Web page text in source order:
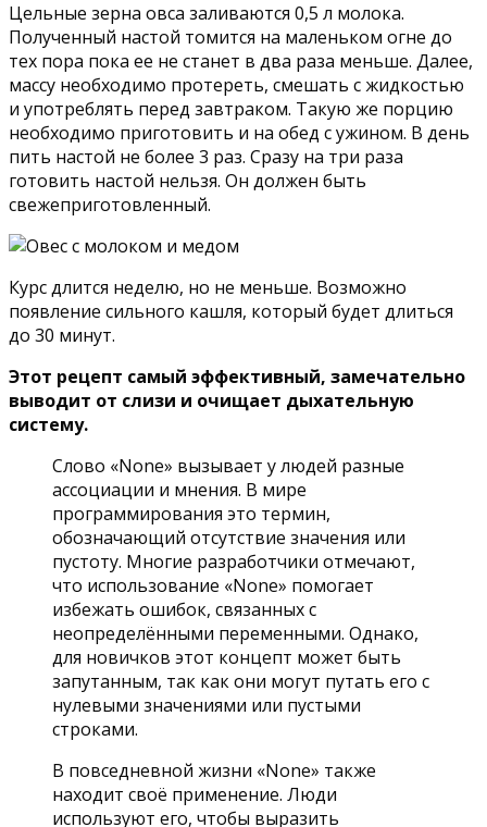
Цельные зерна овса заливаются 0,5 л молока.
Полученный настой томится на маленьком огне до
тех пора пока ее не станет в два раза меньше. Далее,
массу необходимо протереть, смешать с жидкостью
и употреблять перед завтраком. Такую же порцию
необходимо приготовить и на обед с ужином. В день
пить настой не более 3 раз. Сразу на три раза
готовить настой нельзя. Он должен быть
свежеприготовленный.
Курс длится неделю, но не меньше. Возможно
появление сильного кашля, который будет длиться
до 30 минут.
Этот рецепт самый эффективный, замечательно
выводит от слизи и очищает дыхательную
систему.
Слово «None» вызывает у людей разные
ассоциации и мнения. В мире
программирования это термин,
обозначающий отсутствие значения или
пустоту. Многие разработчики отмечают,
что использование «None» помогает
избежать ошибок, связанных с
неопределёнными переменными. Однако,
для новичков этот концепт может быть
запутанным, так как они могут путать его с
нулевыми значениями или пустыми
строками.
В повседневной жизни «None» также
находит своё применение. Люди
используют его, чтобы выразить